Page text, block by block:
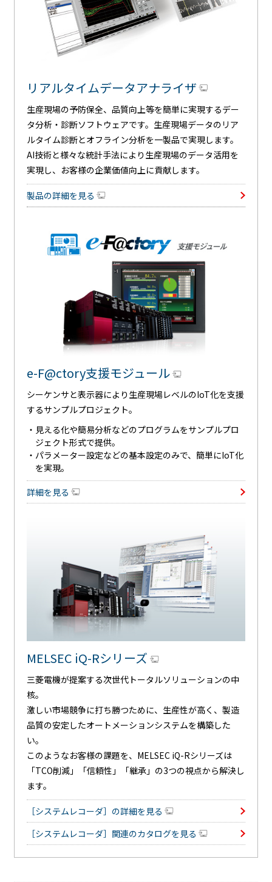
リアルタイムデータアナライザ
生産現場の予防保全、品質向上等を簡単に実現するデー
タ分析・診断ソフトウェアです。生産現場データのリア
ルタイム診断とオフライン分析を一製品で実現します。
AI技術と様々な統計手法により生産現場のデータ活用を
実現し、お客様の企業価値向上に貢献します。
製品の詳細を見る
e-F@ctory支援モジュール
シーケンサと表示器により生産現場レベルのIoT化を支援
するサンプルプロジェクト。
・ 見える化や簡易分析などのプログラムをサンプルプロ
ジェクト形式で提供。
・ パラメーター設定などの基本設定のみで、簡単にIoT化
を実現。
詳細を見る
MELSEC iQ-Rシリーズ
三菱電機が提案する次世代トータルソリューションの中
核。
激しい市場競争に打ち勝つために、生産性が高く、製造
品質の安定したオートメーションシステムを構築した
い。
このようなお客様の課題を、MELSEC iQ-Rシリーズは
「TCO削減」「信頼性」「継承」の3つの視点から解決し
ます。
［システムレコーダ］の詳細を見る
［システムレコーダ］関連のカタログを見る